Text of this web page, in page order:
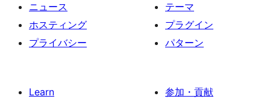
ニュース
ホスティング
プライバシー
テーマ
プラグイン
パターン
Learn
参加・貢献